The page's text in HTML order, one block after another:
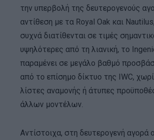
την υπερβολή της δευτερογενούς
αντίθεση με τα Royal Oak και
συχνά διατίθενται σε τιμές
υψηλότερες από τη λιανική, το
παραμένει σε μεγάλο βαθμό
από το επίσημο δίκτυο της IWC,
λίστες αναμονής ή άτυπες
άλλων μοντέλων.
Αντίστοιχα, στη δευτερογενή αγορά